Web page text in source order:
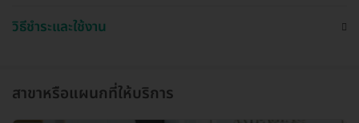
วิธีชำระและใช้งาน
สาขาหรือแผนกที่ให้บริการ